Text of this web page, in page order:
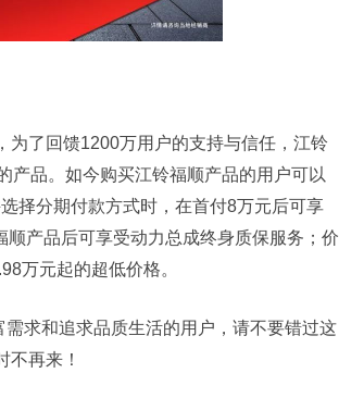
为了回馈1200万用户的支持与信任，江铃
产品。如今购买江铃福顺产品的用户可以
择分期付款方式时，在首付8万元后可享
产品后可享受动力总成终身质保服务；价
万元起的超低价格。
求和追求品质生活的用户，请不要错过这
再来！